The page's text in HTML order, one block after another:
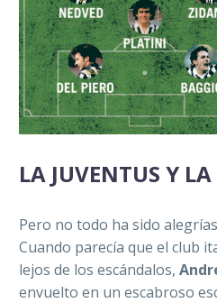
LA JUVENTUS Y
Pero no todo ha sido
Cuando parecía que el club
lejos de los escándalos,
envuelto en un escabroso